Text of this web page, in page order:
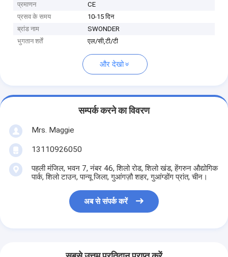
प्रमाणन
CE
प्रसव के समय
10-15 दिन
ब्रांड नाम
SWONDER
भुगतान शर्तें
एल/सी,टी/टी
और देखो
सम्पर्क करने का विवरण
Mrs. Maggie
13110926050
पहली मंजिल, भवन 7, नंबर 46, शिलो रोड, शिलो खंड, हेंगरुन औद्योगिक
पार्क, शिलो टाउन, पान्यू जिला, गुआंगज़ौ शहर, गुआंग्डोंग प्रांत, चीन।
अब से संपर्क करें